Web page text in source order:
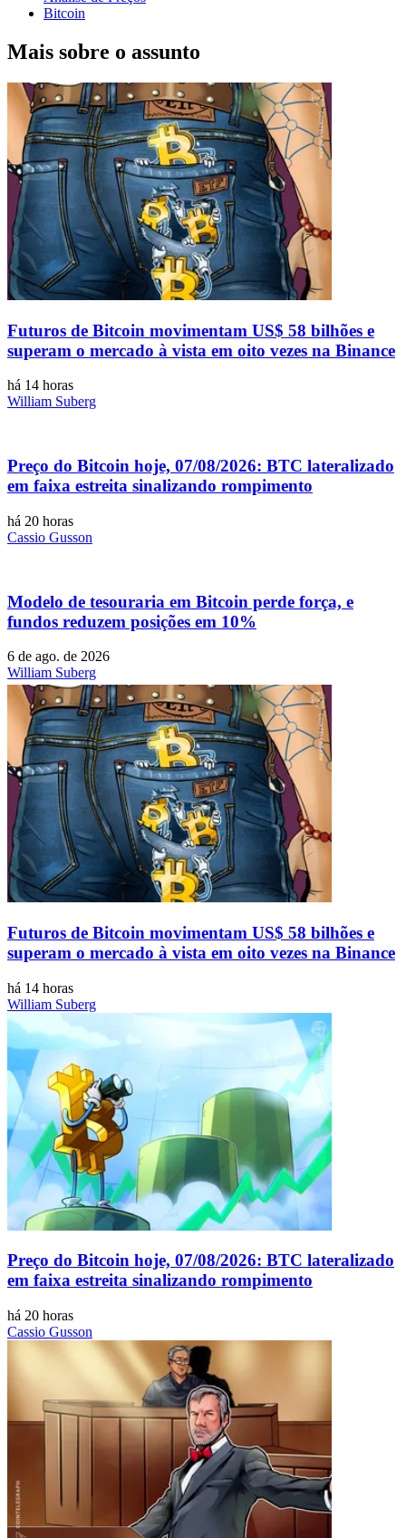
Bitcoin
Mais sobre o assunto
Futuros de Bitcoin movimentam US$ 58 bilhões e
superam o mercado à vista em oito vezes na Binance
há 14 horas
William Suberg
Preço do Bitcoin hoje, 07/08/2026: BTC lateralizado
em faixa estreita sinalizando rompimento
há 20 horas
Cassio Gusson
Modelo de tesouraria em Bitcoin perde força, e
fundos reduzem posições em 10%
6 de ago. de 2026
William Suberg
Futuros de Bitcoin movimentam US$ 58 bilhões e
superam o mercado à vista em oito vezes na Binance
há 14 horas
William Suberg
Preço do Bitcoin hoje, 07/08/2026: BTC lateralizado
em faixa estreita sinalizando rompimento
há 20 horas
Cassio Gusson